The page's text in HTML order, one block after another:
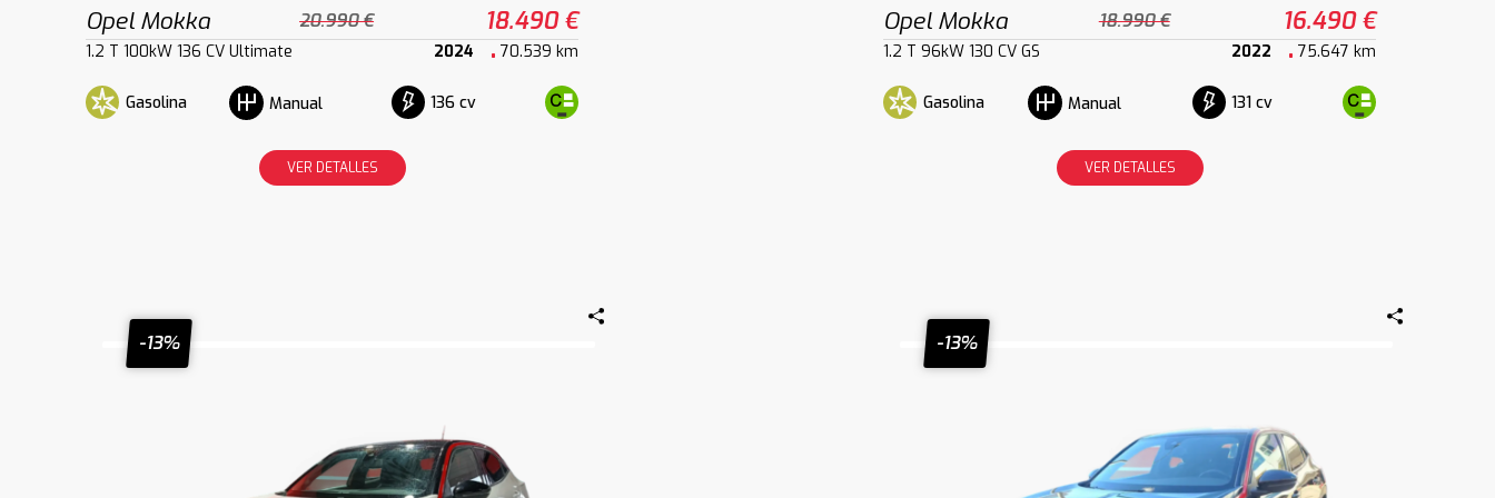
Opel Mokka 20.990 € 18.490 €
1.2 T 100kW 136 CV Ultimate 2024 70.539 km
Gasolina Manual 136 cv
VER DETALLES
Opel Mokka 18.990 € 16.490 €
1.2 T 96kW 130 CV GS 2022 75.647 km
Gasolina Manual 131 cv
VER DETALLES
-13% -13%